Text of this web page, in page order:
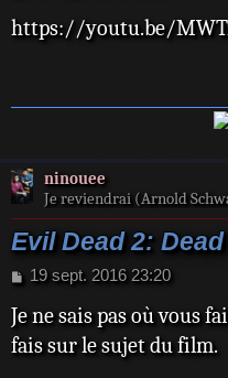
Ted Raimi :
possédée
s
e
https://youtu.be/
ninouee
Je reviendrai (Arnold
Evil Dead 2:
M
s
s
a
19 sept. 2016 23:20
Je ne sais pas où vous
fais sur le sujet du film.